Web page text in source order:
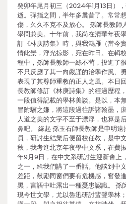
癸卯年尾月初三（2024年1月13日）
逝。彈指之間，半年多曩昔了。常常
傷，久久不克不及放心。 孫師長教師
學問兼美。十年前，我尚在清華年夜
訂《林庚詩集》時，與我鴻雁（當今
情此景，浮光掠影，宛在昨日。在輯
程中，孫師長教師一絲不茍，投進了
不只反應了其一向嚴謹的治學作風、
表現了其尊師重教的正人之風。本日
長教師修訂《林庚詩集》的經過歷程
一段值得記載的學林美談。是以，本
冒附驥之嫌，將這段過往訴諸翰墨，
人道之美的文字不至于漂浮，也算是
鼻吧。 緣起 孫玉石師長教師是申明
員，研討生結業后便留校任教，是中
秋，我考進北京年夜學中文系，在費
年9月9日，在中文系研討生迎新會上
之一，給我們講了一番話。他談到中
差距，鼓勵同窗們要有危機感，奮發
黑，言語中吐露出一種憂患認識。 孫
現今世文學，尤以魯迅研討蜚聲學林